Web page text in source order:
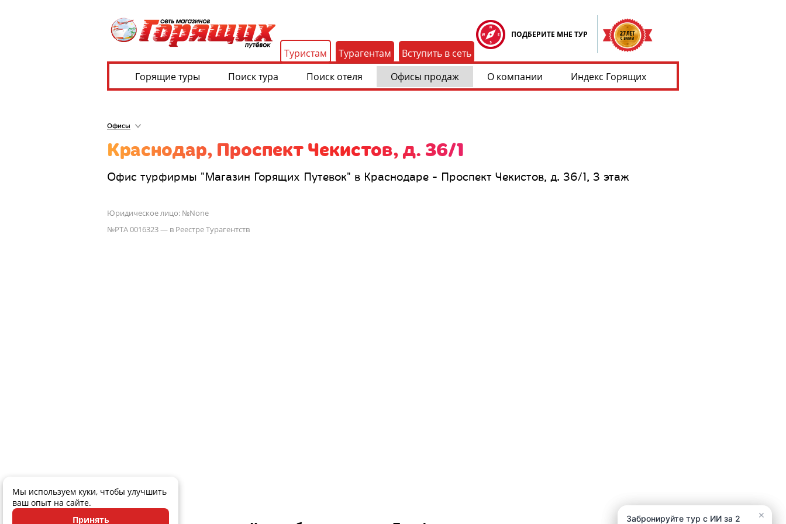
ПОДБЕРИТЕ МНЕ ТУР
Туристам Турагентам
Вступить в сеть
Горящие туры
Поиск тура Поиск отеля Офисы продаж О компании Индекс Горящих
Офисы
Краснодар, Проспект Чекистов, д. 36/1
Офис турфирмы "Магазин Горящих Путевок" в Краснодаре - Проспект Чекистов, д. 36/1, 3 этаж
Юридическое лицо: №None
№РТА 0016323 — в Реестре Турагентств
Мы используем куки, чтобы улучшить
ваш опыт на сайте.
Принять
×
Забронируйте тур с ИИ за 2 ×
Забронируйте тур с ИИ за 2